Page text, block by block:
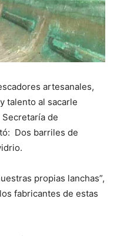
artesanales,
talento al sacarle
de
Dos barriles de
propias lanchas”,
fabricantes de estas